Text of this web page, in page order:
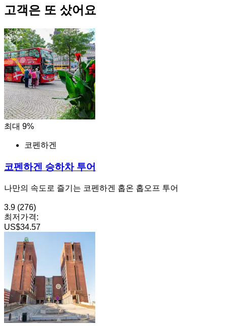
고객은 또 샀어요
최대 9%
코펜하겐
코펜하겐 승하차 투어
나만의 속도로 즐기는 코펜하겐 홉온 홉오프 투어
3.9 (276)
최저가격:
US$34.57